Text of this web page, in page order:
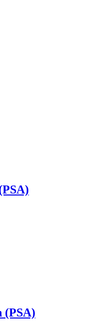
(PSA)